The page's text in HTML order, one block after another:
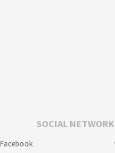
SOCIAL NETWORK
Facebook